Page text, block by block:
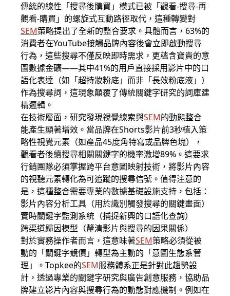
傳統的線性「搜尋後購買」模式已被「觀看-搜尋-再
觀看-購買」的螺旋式互動路徑取代，這種轉變對
SEM策略提出了全新的整合要求。具體而言，63%的
消費者在YouTube接觸品牌內容後會立即啟動搜尋
行為，這些搜尋不僅反映即時需求，更蘊含寶貴的意
圖數據金礦——其中41%的用戶直接採用影片中的口
語化表達（如「超持妝粉底」而非「長效粉底液」）
作為搜尋詞，這現象顛覆了傳統關鍵字研究的詞庫建
構邏輯。
在技術層面，研究發現視覺線索與SEM的動態整合
能產生顯著增效。當品牌在Shorts影片前3秒植入策
略性視覺元素（如產品45度角特寫或品牌色塊），
觀看者後續搜尋相關關鍵字的機率激增89%。這要求
行銷團隊必須掌握跨平台意圖映射技術，將影片內容
的視聽元素轉化為可追蹤的搜尋信號。值得注意的
是，這種整合需要專業的數據基礎設施支持，包括：
影片內容分析工具（用於識別觸發搜尋的關鍵畫面）
實時關鍵字監測系統（捕捉新興的口語化查詢）
跨渠道歸因模型（釐清影片與搜尋的因果關係）
對於實務操作者而言，這意味著SEM策略必須從被
動的「關鍵字競價」轉型為主動的「意圖生態系管
理」。Topkee的SEM服務體系正是針對此趨勢設
計，透過專業的關鍵字研究與廣告創意服務，協助品
牌建立影片內容與搜尋行為的動態對應機制。例如在